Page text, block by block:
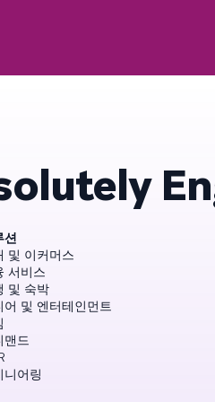
션
및 이커머스
서비스
및 숙박
어 및 엔터테인먼트
맨드
니어링